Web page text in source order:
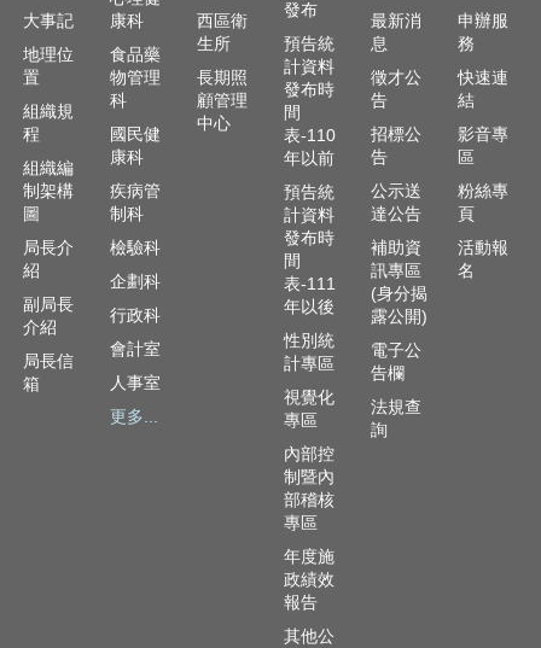
信
箱
粉
絲
專
頁
資
訊
安
全
政
隱
大事記
地理位
置
組織規
程
組織編
制架構
圖
局長介
紹
副局長
介紹
局長信
箱
康科
食品藥
物管理
科
國民健
康科
疾病管
制科
檢驗科
企劃科
行政科
會計室
人事室
更多...
西區衛
生所
長期照
顧管理
中心
發布
預告統
計資料
發布時
間
表-110
年以前
預告統
計資料
發布時
間
表-111
年以後
性別統
計專區
視覺化
專區
內部控
制暨內
部稽核
專區
年度施
政績效
報告
其他公
最新消
息
徵才公
告
招標公
告
公示送
達公告
補助資
訊專區
(身分揭
露公開)
電子公
告欄
法規查
詢
申辦服
務
快速連
結
影音專
區
粉絲專
頁
活動報
名